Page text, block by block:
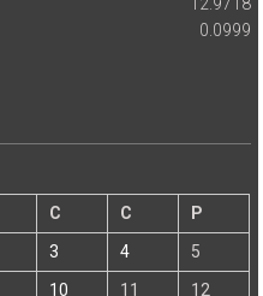
0.0999
C C
P
3 4
5
10 11
12